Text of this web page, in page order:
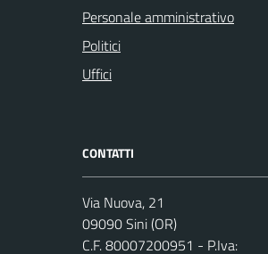
Personale amministrativo
Politici
Uffici
CONTATTI
Via Nuova, 21
09090 Sini (OR)
C.F. 80007200951 - P.Iva: